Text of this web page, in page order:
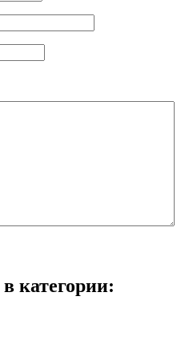
категории: